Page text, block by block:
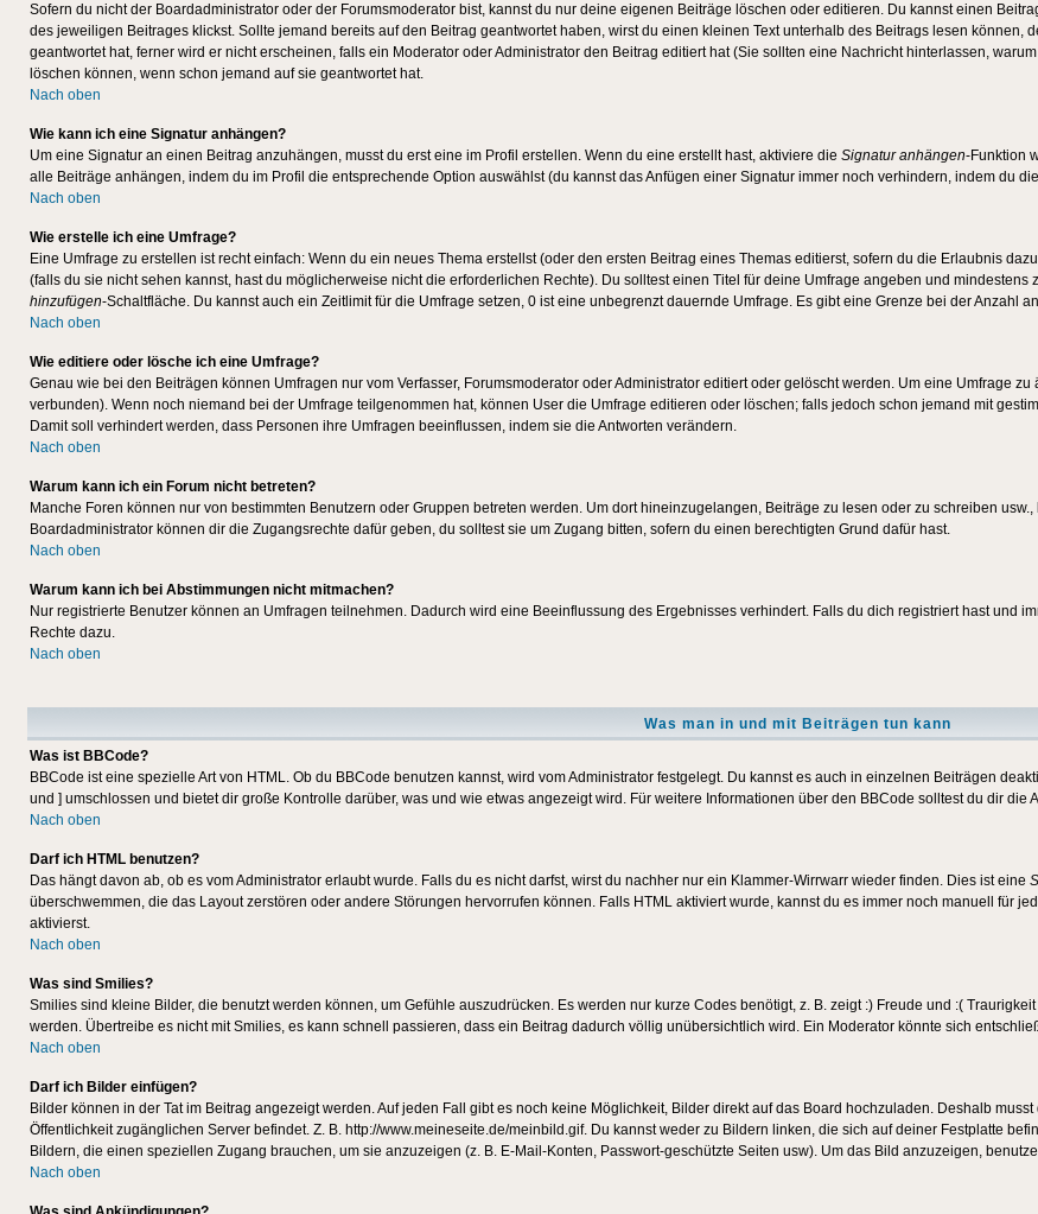
Sofern du nicht der Boardadministrator oder der Forumsmoderator bist, kannst du nur deine eigenen Beiträge löschen oder editieren. Du kannst einen
des jeweiligen Beitrages klickst. Sollte jemand bereits auf den Beitrag geantwortet haben, wirst du einen kleinen Text unterhalb des Beitrags lesen können,
geantwortet hat, ferner wird er nicht erscheinen, falls ein Moderator oder Administrator den Beitrag editiert hat (Sie sollten eine Nachricht hinterlassen,
löschen können, wenn schon jemand auf sie geantwortet hat.
Nach oben
Wie kann ich eine Signatur anhängen?
Um eine Signatur an einen Beitrag anzuhängen, musst du erst eine im Profil erstellen. Wenn du eine erstellt hast, aktiviere die Signatur anhängen-Funktion
alle Beiträge anhängen, indem du im Profil die entsprechende Option auswählst (du kannst das Anfügen einer Signatur immer noch verhindern, indem du
Nach oben
Wie erstelle ich eine Umfrage?
Eine Umfrage zu erstellen ist recht einfach: Wenn du ein neues Thema erstellst (oder den ersten Beitrag eines Themas editierst, sofern du die Erlaubnis
(falls du sie nicht sehen kannst, hast du möglicherweise nicht die erforderlichen Rechte). Du solltest einen Titel für deine Umfrage angeben und
hinzufügen-Schaltfläche. Du kannst auch ein Zeitlimit für die Umfrage setzen, 0 ist eine unbegrenzt dauernde Umfrage. Es gibt eine Grenze bei der Anzahl
Nach oben
Wie editiere oder lösche ich eine Umfrage?
Genau wie bei den Beiträgen können Umfragen nur vom Verfasser, Forumsmoderator oder Administrator editiert oder gelöscht werden. Um eine Umfrage
verbunden). Wenn noch niemand bei der Umfrage teilgenommen hat, können User die Umfrage editieren oder löschen; falls jedoch schon jemand mit
Damit soll verhindert werden, dass Personen ihre Umfragen beeinflussen, indem sie die Antworten verändern.
Nach oben
Warum kann ich ein Forum nicht betreten?
Manche Foren können nur von bestimmten Benutzern oder Gruppen betreten werden. Um dort hineinzugelangen, Beiträge zu lesen oder zu schreiben
Boardadministrator können dir die Zugangsrechte dafür geben, du solltest sie um Zugang bitten, sofern du einen berechtigten Grund dafür hast.
Nach oben
Warum kann ich bei Abstimmungen nicht mitmachen?
Nur registrierte Benutzer können an Umfragen teilnehmen. Dadurch wird eine Beeinflussung des Ergebnisses verhindert. Falls du dich registriert hast und
Rechte dazu.
Nach oben
Was man in und mit Beiträgen tun kann
Was ist BBCode?
BBCode ist eine spezielle Art von HTML. Ob du BBCode benutzen kannst, wird vom Administrator festgelegt. Du kannst es auch in einzelnen Beiträgen
und ] umschlossen und bietet dir große Kontrolle darüber, was und wie etwas angezeigt wird. Für weitere Informationen über den BBCode solltest du dir
Nach oben
Darf ich HTML benutzen?
Das hängt davon ab, ob es vom Administrator erlaubt wurde. Falls du es nicht darfst, wirst du nachher nur ein Klammer-Wirrwarr wieder finden. Dies ist eine
überschwemmen, die das Layout zerstören oder andere Störungen hervorrufen können. Falls HTML aktiviert wurde, kannst du es immer noch manuell für
aktivierst.
Nach oben
Was sind Smilies?
Smilies sind kleine Bilder, die benutzt werden können, um Gefühle auszudrücken. Es werden nur kurze Codes benötigt, z. B. zeigt :) Freude und :(
werden. Übertreibe es nicht mit Smilies, es kann schnell passieren, dass ein Beitrag dadurch völlig unübersichtlich wird. Ein Moderator könnte sich
Nach oben
Darf ich Bilder einfügen?
Bilder können in der Tat im Beitrag angezeigt werden. Auf jeden Fall gibt es noch keine Möglichkeit, Bilder direkt auf das Board hochzuladen. Deshalb
Öffentlichkeit zugänglichen Server befindet. Z. B. http://www.meineseite.de/meinbild.gif. Du kannst weder zu Bildern linken, die sich auf deiner Festplatte
Bildern, die einen speziellen Zugang brauchen, um sie anzuzeigen (z. B. E-Mail-Konten, Passwort-geschützte Seiten usw). Um das Bild anzuzeigen,
Nach oben